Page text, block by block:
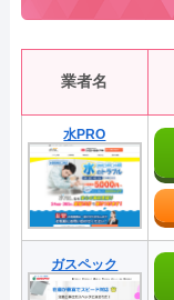
業者名
水PRO
ガスペック